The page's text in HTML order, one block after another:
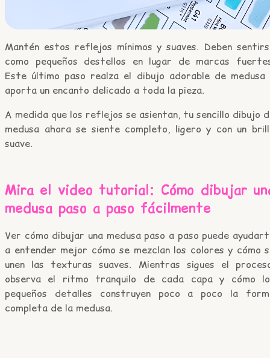
Mantén estos reflejos mínimos y suaves. Deben
como pequeños destellos en lugar de marcas
Este último paso realza el dibujo adorable de medusa
aporta un encanto delicado a toda la pieza.
A medida que los reflejos se asientan, tu sencillo dibujo
medusa ahora se siente completo, ligero y con un
suave.
Mira el video tutorial: Cómo dibujar
medusa paso a paso fácilmente
Ver cómo dibujar una medusa paso a paso puede
a entender mejor cómo se mezclan los colores y cómo
unen las texturas suaves. Mientras sigues el
observa el ritmo tranquilo de cada capa y cómo
pequeños detalles construyen poco a poco la
completa de la medusa.